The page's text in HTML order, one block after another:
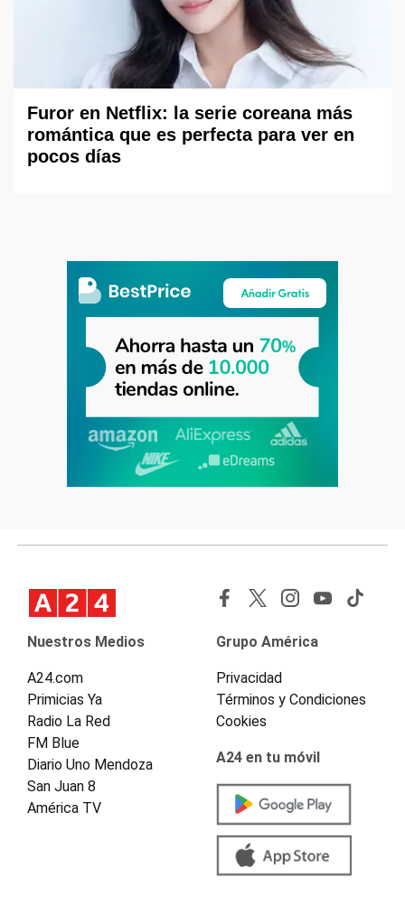
Furor en Netflix: la serie coreana más
romántica que es perfecta para ver en
pocos días
Nuestros Medios
A24.com
Primicias Ya
Radio La Red
FM Blue
Diario Uno Mendoza
San Juan 8
América TV
Grupo América
Privacidad
Términos y Condiciones
Cookies
A24 en tu móvil